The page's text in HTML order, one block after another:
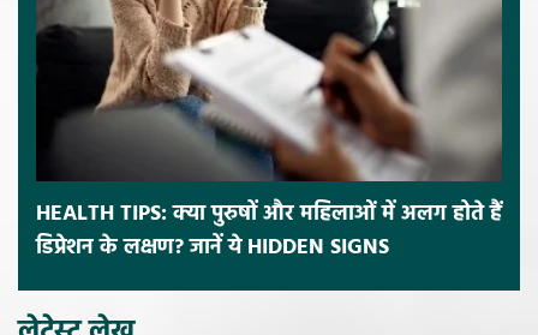
HEALTH TIPS: क्या पुरुषों और महिलाओं में अलग होते हैं
डिप्रेशन के लक्षण? जानें ये HIDDEN SIGNS